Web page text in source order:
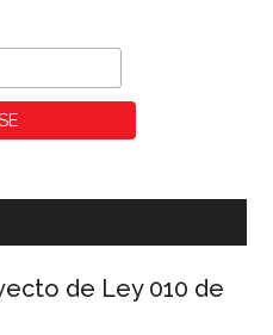
de Ley 010 de